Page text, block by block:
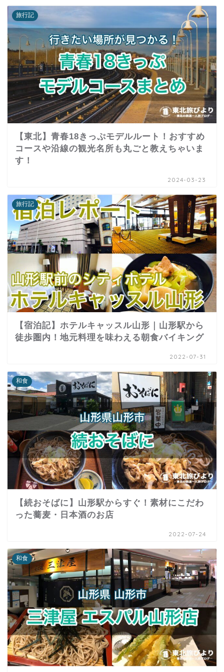
旅行記
【東北】青春18きっぷモデルルート！おすすめ
コースや沿線の観光名所も丸ごと教えちゃいま
す！
2024-03-23
旅行記
【宿泊記】ホテルキャッスル山形｜山形駅から
徒歩圏内！地元料理を味わえる朝食バイキング
2022-07-31
和食
【続おそばに】山形駅からすぐ！素材にこだわ
った蕎麦・日本酒のお店
2022-07-24
和食